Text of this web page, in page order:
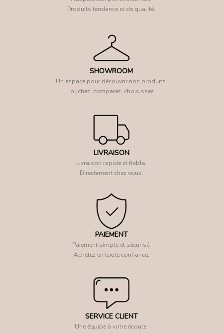
Produits tendance et de qualité.
SHOWROOM
Un espace pour découvrir nos produits.
Touchez, comparez, choisissez.
LIVRAISON
Livraison rapide et fiable.
Directement chez vous.
PAIEMENT
Paiement simple et sécurisé.
Achetez en toute confiance.
SERVICE CLIENT
Une équipe à votre écoute.